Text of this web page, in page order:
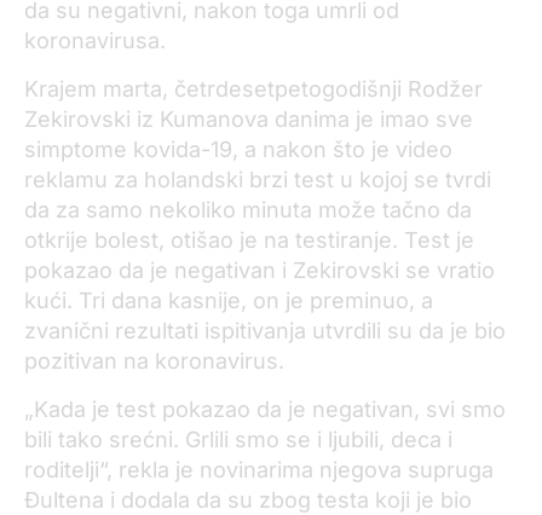
da su negativni, nakon toga umrli od
koronavirusa.
Krajem marta, četrdesetpetogodišnji Rodžer
Zekirovski iz Kumanova danima je imao sve
simptome kovida-19, a nakon što je video
reklamu za holandski brzi test u kojoj se tvrdi
da za samo nekoliko minuta može tačno da
otkrije bolest, otišao je na testiranje. Test je
pokazao da je negativan i Zekirovski se vratio
kući. Tri dana kasnije, on je preminuo, a
zvanični rezultati ispitivanja utvrdili su da je bio
pozitivan na koronavirus.
„Kada je test pokazao da je negativan, svi smo
bili tako srećni. Grlili smo se i ljubili, deca i
roditelji“, rekla je novinarima njegova supruga
Đultena i dodala da su zbog testa koji je bio